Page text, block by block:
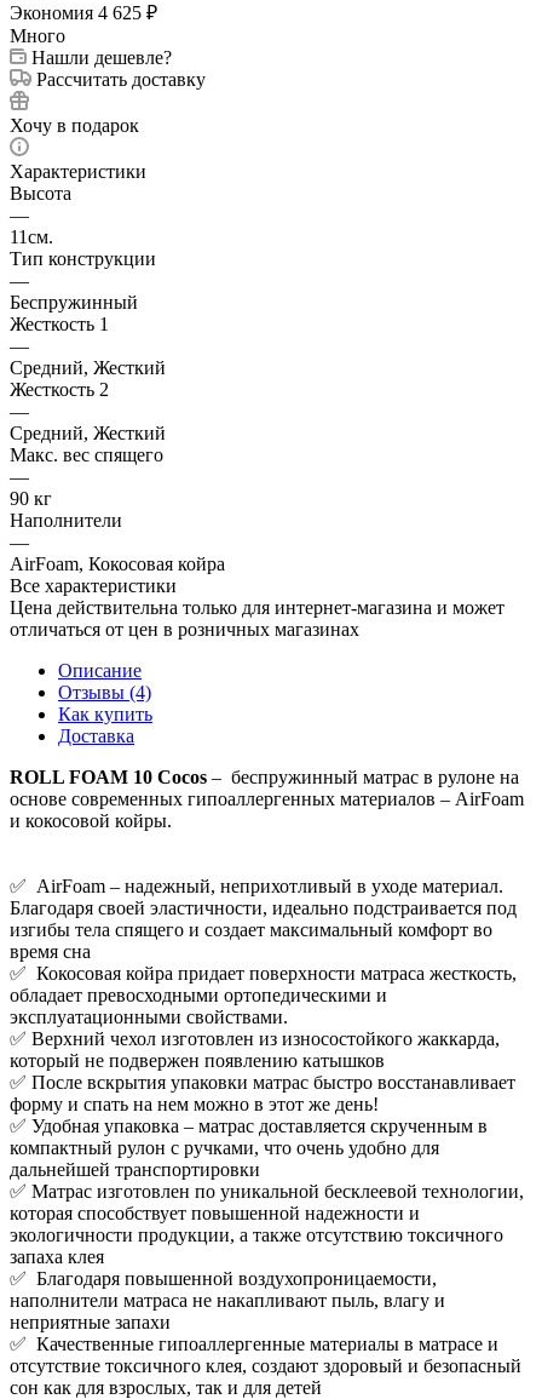
Экономия 4 625 ₽
Много
Нашли дешевле?
Рассчитать доставку
Хочу в подарок
Характеристики
Высота
—
11см.
Тип конструкции
—
Беспружинный
Жесткость 1
—
Средний, Жесткий
Жесткость 2
—
Средний, Жесткий
Макс. вес спящего
—
90 кг
Наполнители
—
AirFoam, Кокосовая койра
Все характеристики
Цена действительна только для интернет-магазина и может
отличаться от цен в розничных магазинах
Описание
Отзывы (4)
Как купить
Доставка
ROLL FOAM 10 Cocos – беспружинный матрас в рулоне на
основе современных гипоаллергенных материалов – AirFoam
и кокосовой койры.
✅ AirFoam – надежный, неприхотливый в уходе материал.
Благодаря своей эластичности, идеально подстраивается под
изгибы тела спящего и создает максимальный комфорт во
время сна
✅ Кокосовая койра придает поверхности матраса жесткость,
обладает превосходными ортопедическими и
эксплуатационными свойствами.
✅ Верхний чехол изготовлен из износостойкого жаккарда,
который не подвержен появлению катышков
✅ После вскрытия упаковки матрас быстро восстанавливает
форму и спать на нем можно в этот же день!
✅ Удобная упаковка – матрас доставляется скрученным в
компактный рулон с ручками, что очень удобно для
дальнейшей транспортировки
✅ Матрас изготовлен по уникальной бесклеевой технологии,
которая способствует повышенной надежности и
экологичности продукции, а также отсутствию токсичного
запаха клея
✅ Благодаря повышенной воздухопроницаемости,
наполнители матраса не накапливают пыль, влагу и
неприятные запахи
✅ Качественные гипоаллергенные материалы в матрасе и
отсутствие токсичного клея, создают здоровый и безопасный
сон как для взрослых, так и для детей